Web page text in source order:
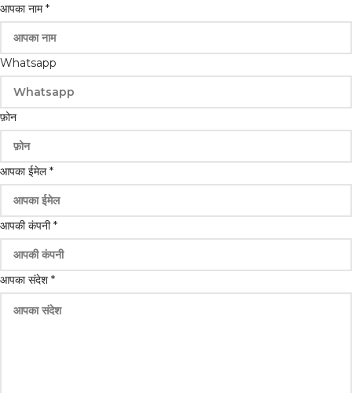
आपका नाम*
Whatsapp
फ़ोन
ईमेल
Whatsapp
नाम
आपका ईमेल*
आपकी कंपनी*
आपका संदेश *